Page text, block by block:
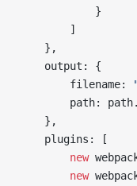
            }
        ]
    },
    output: {
        filename:
        path: path.
    },
    plugins: [
        new
        new